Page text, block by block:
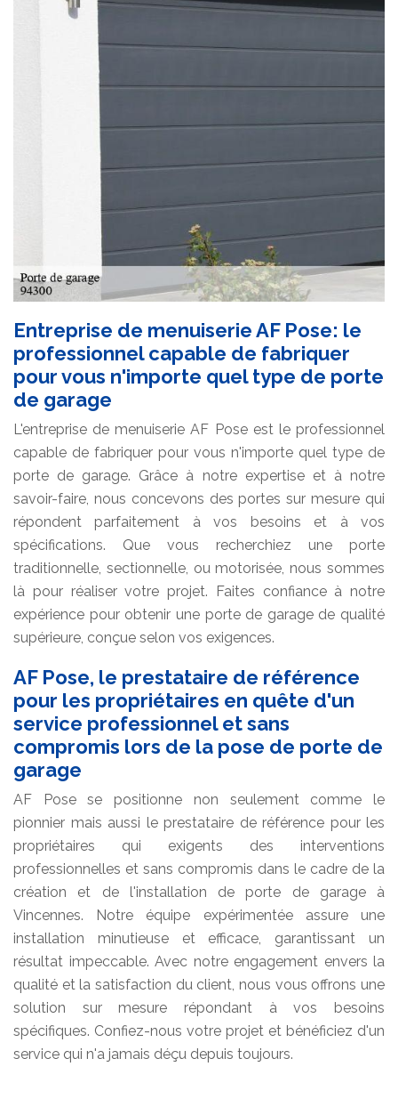
Entreprise de menuiserie AF Pose: le
professionnel capable de fabriquer
pour vous n'importe quel type de porte
de garage
L'entreprise de menuiserie AF Pose est le professionnel
capable de fabriquer pour vous n'importe quel type de
porte de garage. Grâce à notre expertise et à notre
savoir-faire, nous concevons des portes sur mesure qui
répondent parfaitement à vos besoins et à vos
spécifications. Que vous recherchiez une porte
traditionnelle, sectionnelle, ou motorisée, nous sommes
là pour réaliser votre projet. Faites confiance à notre
expérience pour obtenir une porte de garage de qualité
supérieure, conçue selon vos exigences.
AF Pose, le prestataire de référence
pour les propriétaires en quête d'un
service professionnel et sans
compromis lors de la pose de porte de
garage
AF Pose se positionne non seulement comme le
pionnier mais aussi le prestataire de référence pour les
propriétaires qui exigents des interventions
professionnelles et sans compromis dans le cadre de la
création et de l'installation de porte de garage à
Vincennes. Notre équipe expérimentée assure une
installation minutieuse et efficace, garantissant un
résultat impeccable. Avec notre engagement envers la
qualité et la satisfaction du client, nous vous offrons une
solution sur mesure répondant à vos besoins
spécifiques. Confiez-nous votre projet et bénéficiez d'un
service qui n'a jamais déçu depuis toujours.